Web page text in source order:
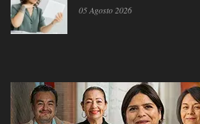
05 Agosto 2026